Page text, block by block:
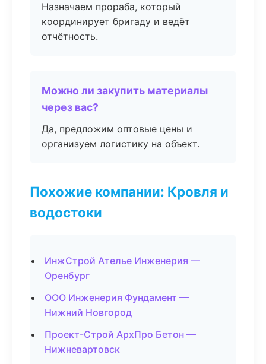
Назначаем прораба, который
координирует бригаду и ведёт
отчётность.
Можно ли закупить материалы
через вас?
Да, предложим оптовые цены и
организуем логистику на объект.
Похожие компании: Кровля и
водостоки
ИнжСтрой Ателье Инженерия —
Оренбург
ООО Инженерия Фундамент —
Нижний Новгород
Проект-Строй АрхПро Бетон —
Нижневартовск